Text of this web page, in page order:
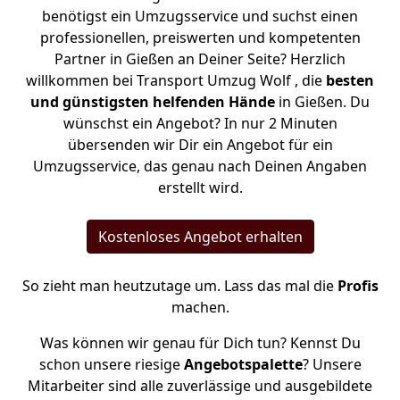
benötigst ein Umzugsservice und suchst einen
professionellen, preiswerten und kompetenten
Partner in Gießen an Deiner Seite? Herzlich
willkommen bei Transport Umzug Wolf , die besten
und günstigsten helfenden Hände in Gießen. Du
wünschst ein Angebot? In nur 2 Minuten
übersenden wir Dir ein Angebot für ein
Umzugsservice, das genau nach Deinen Angaben
erstellt wird.
Kostenloses Angebot erhalten
So zieht man heutzutage um. Lass das mal die Profis
machen.
Was können wir genau für Dich tun? Kennst Du
schon unsere riesigeAngebotspalette? Unsere
Mitarbeiter sind alle zuverlässige und ausgebildete